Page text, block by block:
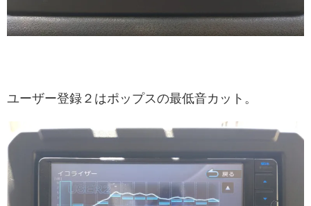
ユーザー登録２はポップスの最低音カット。